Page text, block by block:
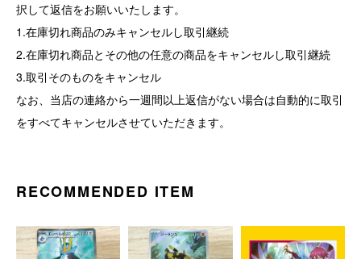
択して返信をお願いいたします。
1.在庫切れ商品のみキャンセルし取引継続
2.在庫切れ商品とその他の任意の商品をキャンセルし取引継続
3.取引そのものをキャンセル
なお、当店の連絡から一週間以上返信がない場合は自動的に取引
をすべてキャンセルさせていただきます。
RECOMMENDED ITEM